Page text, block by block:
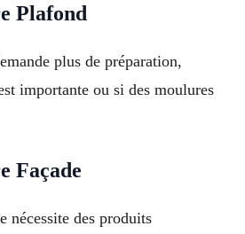
Plafond
plus de préparation,
importante ou si des moulures
Façade
nécessite des produits